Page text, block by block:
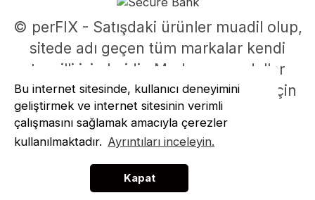
Bu internet sitesinde, kullanıcı deneyimini
geliştirmek ve internet sitesinin verimli
çalışmasını sağlamak amacıyla çerezler
kullanılmaktadır. Ayrıntıları inceleyin.
Kapat
© perFIX - Satışdaki ürünler muadil olup,
sitede adı geçen tüm markalar kendi
tescilli isimleridir. Marka ve modeller
parça uyumluluklarının belirlenmesi için
kullanılmıştır.
ideasoft
e-